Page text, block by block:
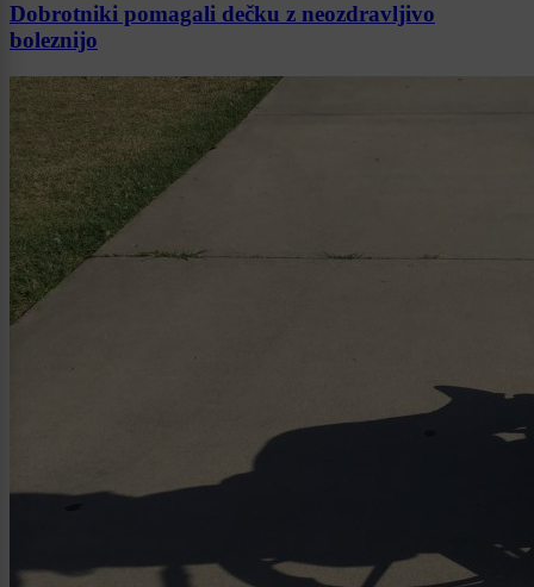
Dobrotniki pomagali dečku z neozdravljivo
boleznijo